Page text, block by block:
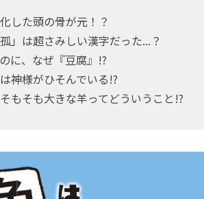
した頭の骨が元！？
」は超さみしい漢字だった...？
に、なぜ『豆腐』!?
神様がひそんでいる!?
もそも大きな羊ってどういうこと!?